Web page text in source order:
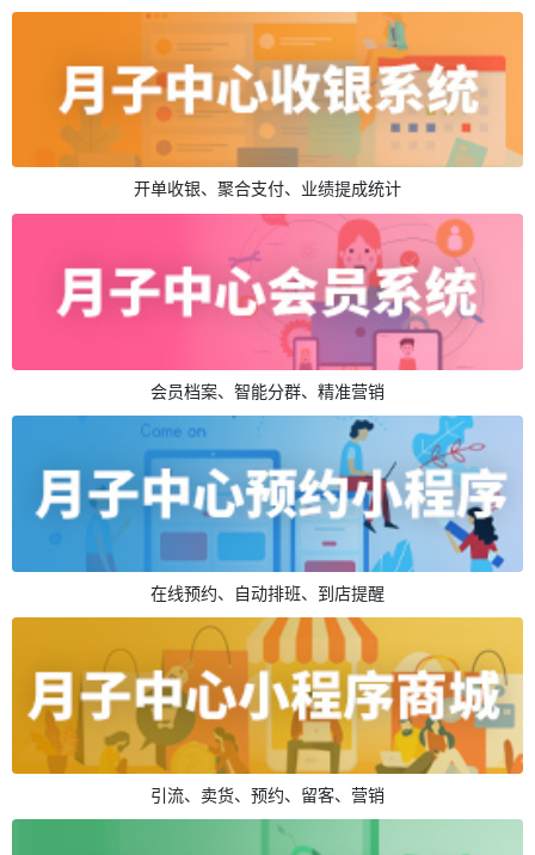
开单收银、聚合支付、业绩提成统计
会员档案、智能分群、精准营销
在线预约、自动排班、到店提醒
引流、卖货、预约、留客、营销